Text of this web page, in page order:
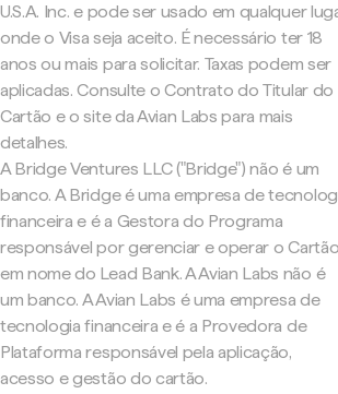
U.S.A. Inc. e pode ser usado em qualquer
onde o Visa seja aceito. É necessário ter 18
anos ou mais para solicitar. Taxas podem ser
aplicadas. Consulte o Contrato do Titular do
Cartão e o site da Avian Labs para mais
detalhes.
A Bridge Ventures LLC ("Bridge") não é um
banco. A Bridge é uma empresa de
financeira e é a Gestora do Programa
responsável por gerenciar e operar o Cartão
em nome do Lead Bank. A Avian Labs não é
um banco. A Avian Labs é uma empresa de
tecnologia financeira e é a Provedora de
Plataforma responsável pela aplicação,
acesso e gestão do cartão.